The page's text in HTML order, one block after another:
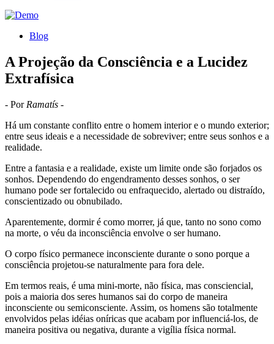
Blog
A Projeção da Consciência e a Lucidez
Extrafísica
- Por Ramatís -
Há um constante conflito entre o homem interior e o mundo exterior;
entre seus ideais e a necessidade de sobreviver; entre seus sonhos e a
realidade.
Entre a fantasia e a realidade, existe um limite onde são forjados os
sonhos. Dependendo do engendramento desses sonhos, o ser
humano pode ser fortalecido ou enfraquecido, alertado ou distraído,
conscientizado ou obnubilado.
Aparentemente, dormir é como morrer, já que, tanto no sono como
na morte, o véu da inconsciência envolve o ser humano.
O corpo físico permanece inconsciente durante o sono porque a
consciência projetou-se naturalmente para fora dele.
Em termos reais, é uma mini-morte, não física, mas consciencial,
pois a maioria dos seres humanos sai do corpo de maneira
inconsciente ou semiconsciente. Assim, os homens são totalmente
envolvidos pelas idéias oníricas que acabam por influenciá-los, de
maneira positiva ou negativa, durante a vigília física normal.